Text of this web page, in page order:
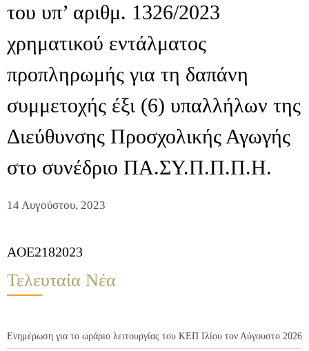
του υπ’ αριθμ. 1326/2023
χρηματικού εντάλματος
προπληρωμής για τη δαπάνη
συμμετοχής έξι (6) υπαλλήλων της
Διεύθυνσης Προσχολικής Αγωγής
στο συνέδριο ΠΑ.ΣΥ.Π.Π.Π.Η.
14 Αυγούστου, 2023
AOE2182023
Τελευταία Νέα
Ενημέρωση για το ωράριο λειτουργίας του ΚΕΠ Ιλίου τον Αύγουστο 2026